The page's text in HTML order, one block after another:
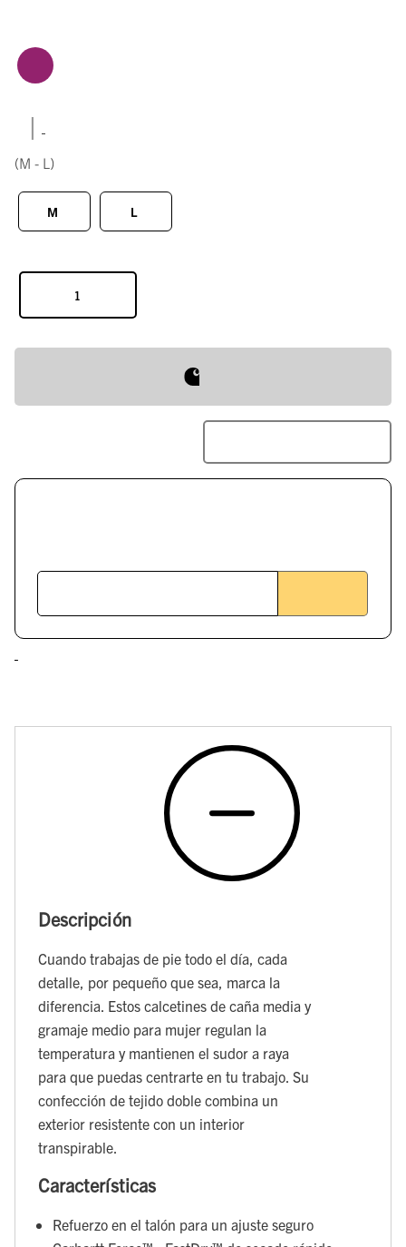
|
(M - L)
M L
Descripción
Cuando trabajas de pie todo el día, cada
detalle, por pequeño que sea, marca la
diferencia. Estos calcetines de caña media y
gramaje medio para mujer regulan la
temperatura y mantienen el sudor a raya
para que puedas centrarte en tu trabajo. Su
confección de tejido doble combina un
exterior resistente con un interior
transpirable.
Características
Refuerzo en el talón para un ajuste seguro